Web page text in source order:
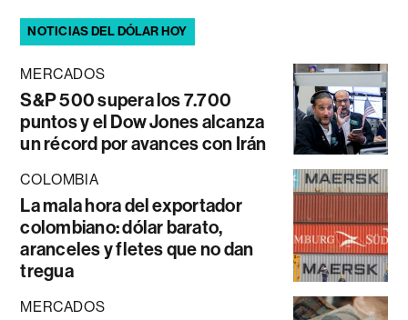
NOTICIAS DEL DÓLAR HOY
MERCADOS
S&P 500 supera los 7.700
puntos y el Dow Jones alcanza
un récord por avances con Irán
COLOMBIA
La mala hora del exportador
colombiano: dólar barato,
aranceles y fletes que no dan
tregua
MERCADOS